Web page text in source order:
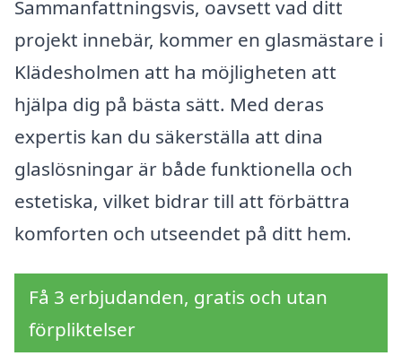
Sammanfattningsvis, oavsett vad ditt
projekt innebär, kommer en glasmästare i
Klädesholmen att ha möjligheten att
hjälpa dig på bästa sätt. Med deras
expertis kan du säkerställa att dina
glaslösningar är både funktionella och
estetiska, vilket bidrar till att förbättra
komforten och utseendet på ditt hem.
Få 3 erbjudanden, gratis och utan
förpliktelser